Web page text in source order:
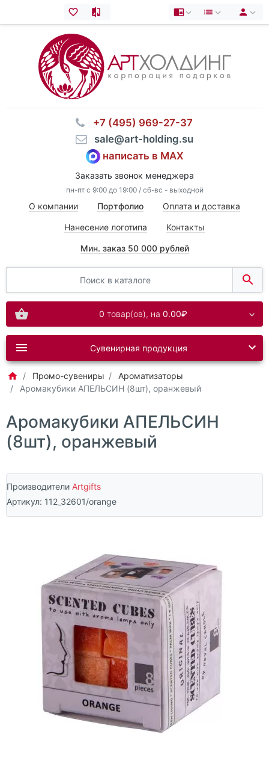
⠀+7 (495) 969-27-37
⠀sale@art-holding.su
написать в MAX
Заказать звонок менеджера
пн-пт с 9:00 до 19:00 / сб-вс - выходной
О компании Портфолио Оплата и доставка
Нанесение логотипа Контакты
Мин. заказ 50 000 рублей
0 товар(ов), на 0.00₽
Сувенирная продукция
Промо-сувениры
Ароматизаторы
Аромакубики АПЕЛЬСИН (8шт), оранжевый
Аромакубики АПЕЛЬСИН
(8шт), оранжевый
Производители Artgifts
Артикул: 112_32601/orange